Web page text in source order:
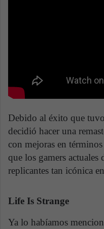
Debido al éxito que
decidió hacer una
con mejoras en
que los gamers actuales
replicantes tan icónica
Life Is Strange
Ya lo habíamos